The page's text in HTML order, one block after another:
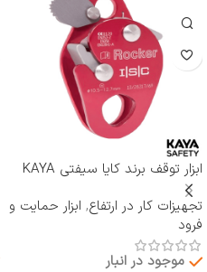
ابزار توقف برند کایا سیفتی KAYA
SAFETY مدل RP-500 ROCKER
تجهیزات کار در ارتفاع, ابزار حمایت و
فرود
موجود در انبار